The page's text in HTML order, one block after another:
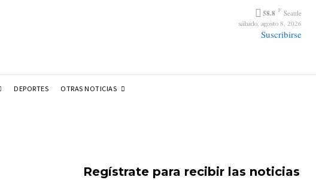
58.8 F Seattle
sábado, agosto 8, 2026
Suscribirse
DEPORTES OTRAS NOTICIAS
Regístrate para recibir las noticias